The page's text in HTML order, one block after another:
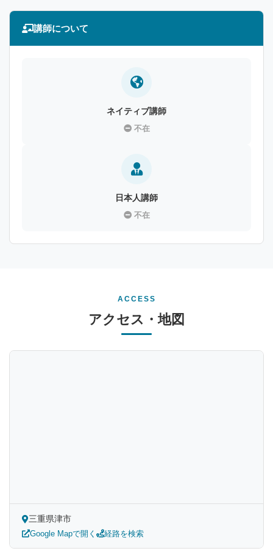
講師について
ネイティブ講師
不在
日本人講師
不在
ACCESS
アクセス・地図
三重県津市
Google Mapで開く 経路を検索